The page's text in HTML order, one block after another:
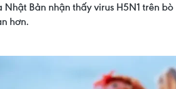
Bản nhận thấy virus H5N1 trên
hơn.